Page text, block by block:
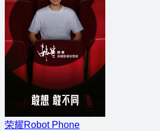
荣耀Robot Phone